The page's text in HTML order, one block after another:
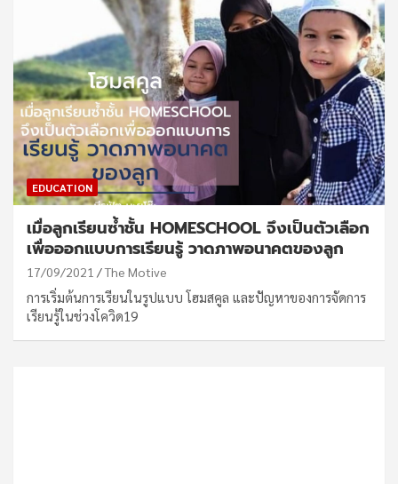
EDUCATION
เมื่อลูกเรียนซ้ำชั้น HOMESCHOOL จึงเป็นตัวเลือก
เพื่อออกแบบการเรียนรู้ วาดภาพอนาคตของลูก
17/09/2021 The Motive
การเริ่มต้นการเรียนในรูปแบบ โฮมสคูล และปัญหาของการจัดการ
เรียนรู้ในช่วงโควิด19